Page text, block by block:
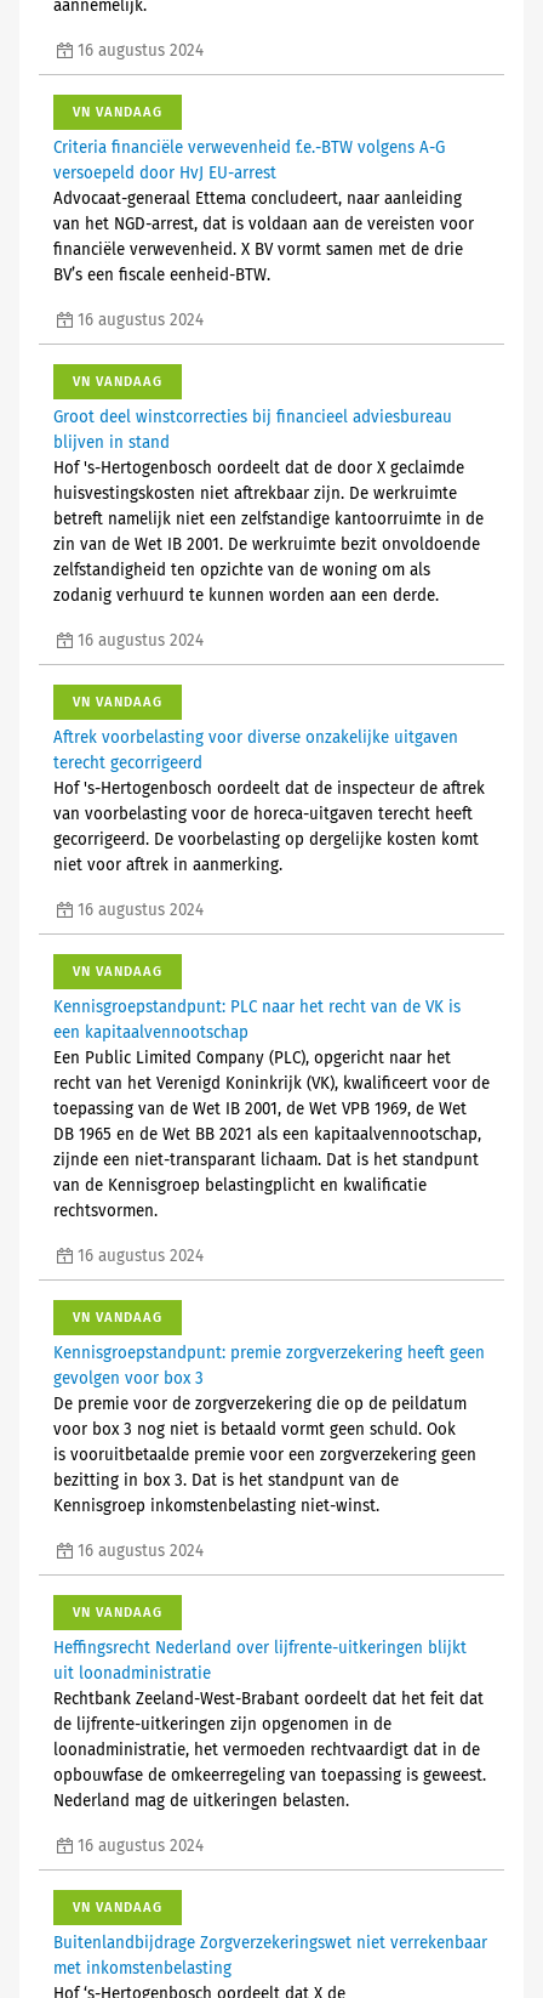
aannemelijk.
16 augustus 2024
VN VANDAAG
Criteria financiële verwevenheid f.e.-BTW volgens A-G
versoepeld door HvJ EU-arrest
Advocaat-generaal Ettema concludeert, naar aanleiding
van het NGD-arrest, dat is voldaan aan de vereisten voor
financiële verwevenheid. X BV vormt samen met de drie
BV’s een fiscale eenheid-BTW.
16 augustus 2024
VN VANDAAG
Groot deel winstcorrecties bij financieel adviesbureau
blijven in stand
Hof 's-Hertogenbosch oordeelt dat de door X geclaimde
huisvestingskosten niet aftrekbaar zijn. De werkruimte
betreft namelijk niet een zelfstandige kantoorruimte in de
zin van de Wet IB 2001. De werkruimte bezit onvoldoende
zelfstandigheid ten opzichte van de woning om als
zodanig verhuurd te kunnen worden aan een derde.
16 augustus 2024
VN VANDAAG
Aftrek voorbelasting voor diverse onzakelijke uitgaven
terecht gecorrigeerd
Hof 's-Hertogenbosch oordeelt dat de inspecteur de aftrek
van voorbelasting voor de horeca-uitgaven terecht heeft
gecorrigeerd. De voorbelasting op dergelijke kosten komt
niet voor aftrek in aanmerking.
16 augustus 2024
VN VANDAAG
Kennisgroepstandpunt: PLC naar het recht van de VK is
een kapitaalvennootschap
Een Public Limited Company (PLC), opgericht naar het
recht van het Verenigd Koninkrijk (VK), kwalificeert voor de
toepassing van de Wet IB 2001, de Wet VPB 1969, de Wet
DB 1965 en de Wet BB 2021 als een kapitaalvennootschap,
zijnde een niet-transparant lichaam. Dat is het standpunt
van de Kennisgroep belastingplicht en kwalificatie
rechtsvormen.
16 augustus 2024
VN VANDAAG
Kennisgroepstandpunt: premie zorgverzekering heeft geen
gevolgen voor box 3
De premie voor de zorgverzekering die op de peildatum
voor box 3 nog niet is betaald vormt geen schuld. Ook
is vooruitbetaalde premie voor een zorgverzekering geen
bezitting in box 3. Dat is het standpunt van de
Kennisgroep inkomstenbelasting niet-winst.
16 augustus 2024
VN VANDAAG
Heffingsrecht Nederland over lijfrente-uitkeringen blijkt
uit loonadministratie
Rechtbank Zeeland-West-Brabant oordeelt dat het feit dat
de lijfrente-uitkeringen zijn opgenomen in de
loonadministratie, het vermoeden rechtvaardigt dat in de
opbouwfase de omkeerregeling van toepassing is geweest.
Nederland mag de uitkeringen belasten.
16 augustus 2024
VN VANDAAG
Buitenlandbijdrage Zorgverzekeringswet niet verrekenbaar
met inkomstenbelasting